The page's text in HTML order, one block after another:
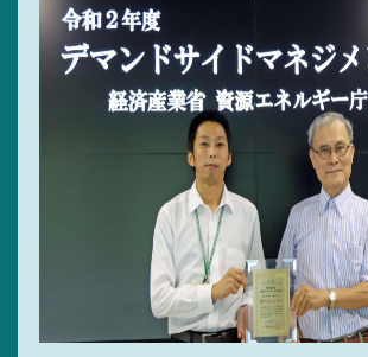
サイトマップ
サイト利用規定
町屋海岸清掃